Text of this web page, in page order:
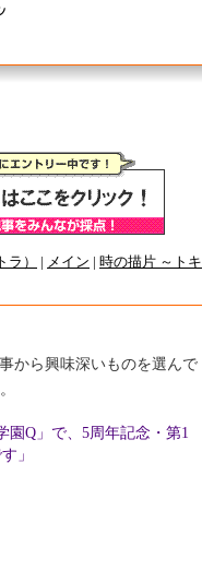
） メイン
時の描片 ～トキ
から興味深いものを選んで
園Q」で、5周年記念・第1
」